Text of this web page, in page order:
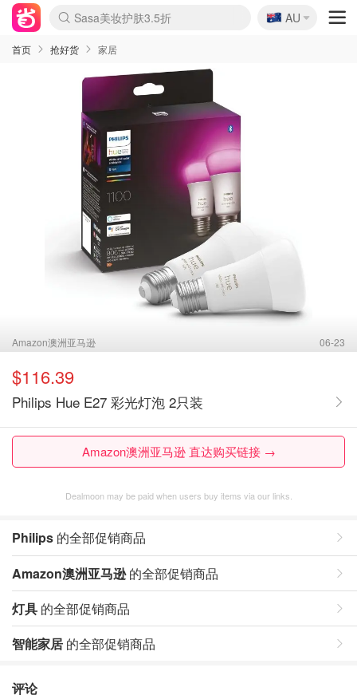
lululemon折扣上新
Sasa美妆护肤3.5折
SSENSE年中2.5折
FreshBeauty好价汇总
Cettire降价+叠9折
WWS Coles超市实拍
viagogo二手票捡漏
Myer超级周末
The Outnet奢牌1折起
David Jones 3折起
Flannels大牌1折
Perfumes Club护肤1折
AMIRO面罩$251
Amazon折扣汇总
eToro入金$200送$50
Amazon数码好物
ICONIC本周7.5折
ThedoubleF高奢地板价
Moose Knuckles 6折
EUFY摄像头$98
Selenichast首饰2折
Trip机票酒店促销
YSL送5件彩妆礼
Amazon家居好物
Amazon美妆护肤
雅漾大喷$8
过敏原检测盒$33
科颜氏高保湿面霜$29
SEALIFE海洋馆门票6折
丝塔芙大白罐$16
订阅Newsletter送香薰
Cult Beauty 6.8折
Harrods圣诞日历$525
LN-CC奢牌私促3折
d'Alba空姐喷雾$16
EVE LOM套装£56
Bernardelli独家4折
Adore Beauty 6折起
CT圣诞日历
Mytheresa奢品2.7折
Luxury Escapes 9折
Currentbody美容仪$881
MOON Garden Live
Roborock扫地机$649
Tingo Life水杯$24
Valentino官网5折
CR洗护套装$23
修丽可4件套$159
Myer彩妆2件7折
GANNI官网4.5折
Stylevana韩妆4折
Tessabit高奢8.5折
OGX洗发水$11
Amazon阿德莱德次日达
卡诗8.5折+赠礼
Philips Hue灯具8折
🇦🇺
AU
首页 抢好货 家居
Amazon澳洲亚马逊 06-23
$116.39
Philips Hue E27 彩光灯泡 2只装
Amazon澳洲亚马逊 直达购买链接 →
Dealmoon may be paid when users buy items via our links.
Philips 的全部促销商品
Amazon澳洲亚马逊的全部促销商品
灯具 的全部促销商品
智能家居 的全部促销商品
评论